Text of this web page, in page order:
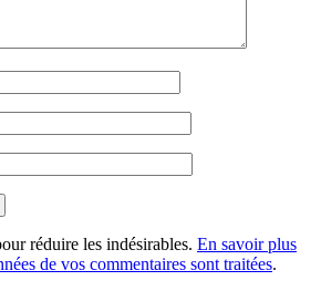
réduire les indésirables. En savoir plus
de vos commentaires sont traitées.